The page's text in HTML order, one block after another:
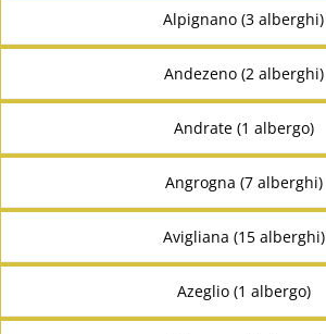
Alpignano (3 alberghi)
Andezeno (2 alberghi)
Andrate (1 albergo)
Angrogna (7 alberghi)
Avigliana (15 alberghi)
Azeglio (1 albergo)